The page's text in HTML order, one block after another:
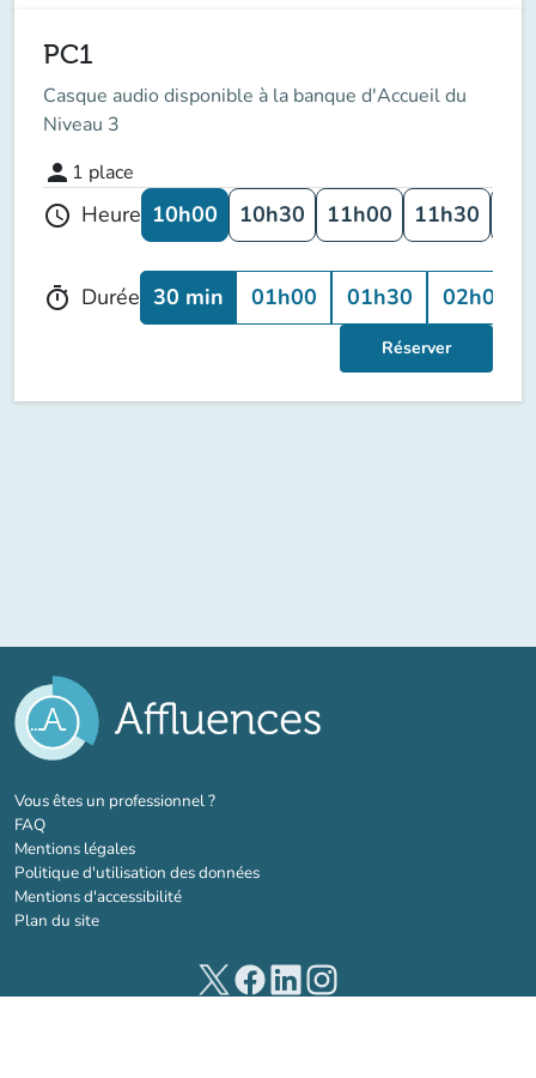
PC1
Casque audio disponible à la banque d'Accueil du
Niveau 3
person 1 place
schedule Heure 10h00 10h30 11h00 11h30
timer Durée 30 min 01h00 01h30 02h00
Réserver
Vous êtes un professionnel ?(nouvel onglet)
FAQ
Mentions légales
Politique d'utilisation des données
Mentions d'accessibilité
Plan du site
(nouvel onglet)
(nouvel onglet)
(nouvel onglet)